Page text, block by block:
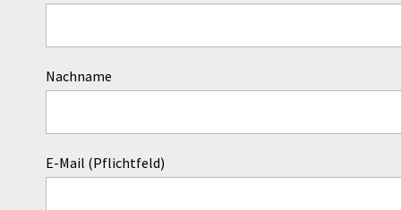
Nachname
E-Mail (Pflichtfeld)